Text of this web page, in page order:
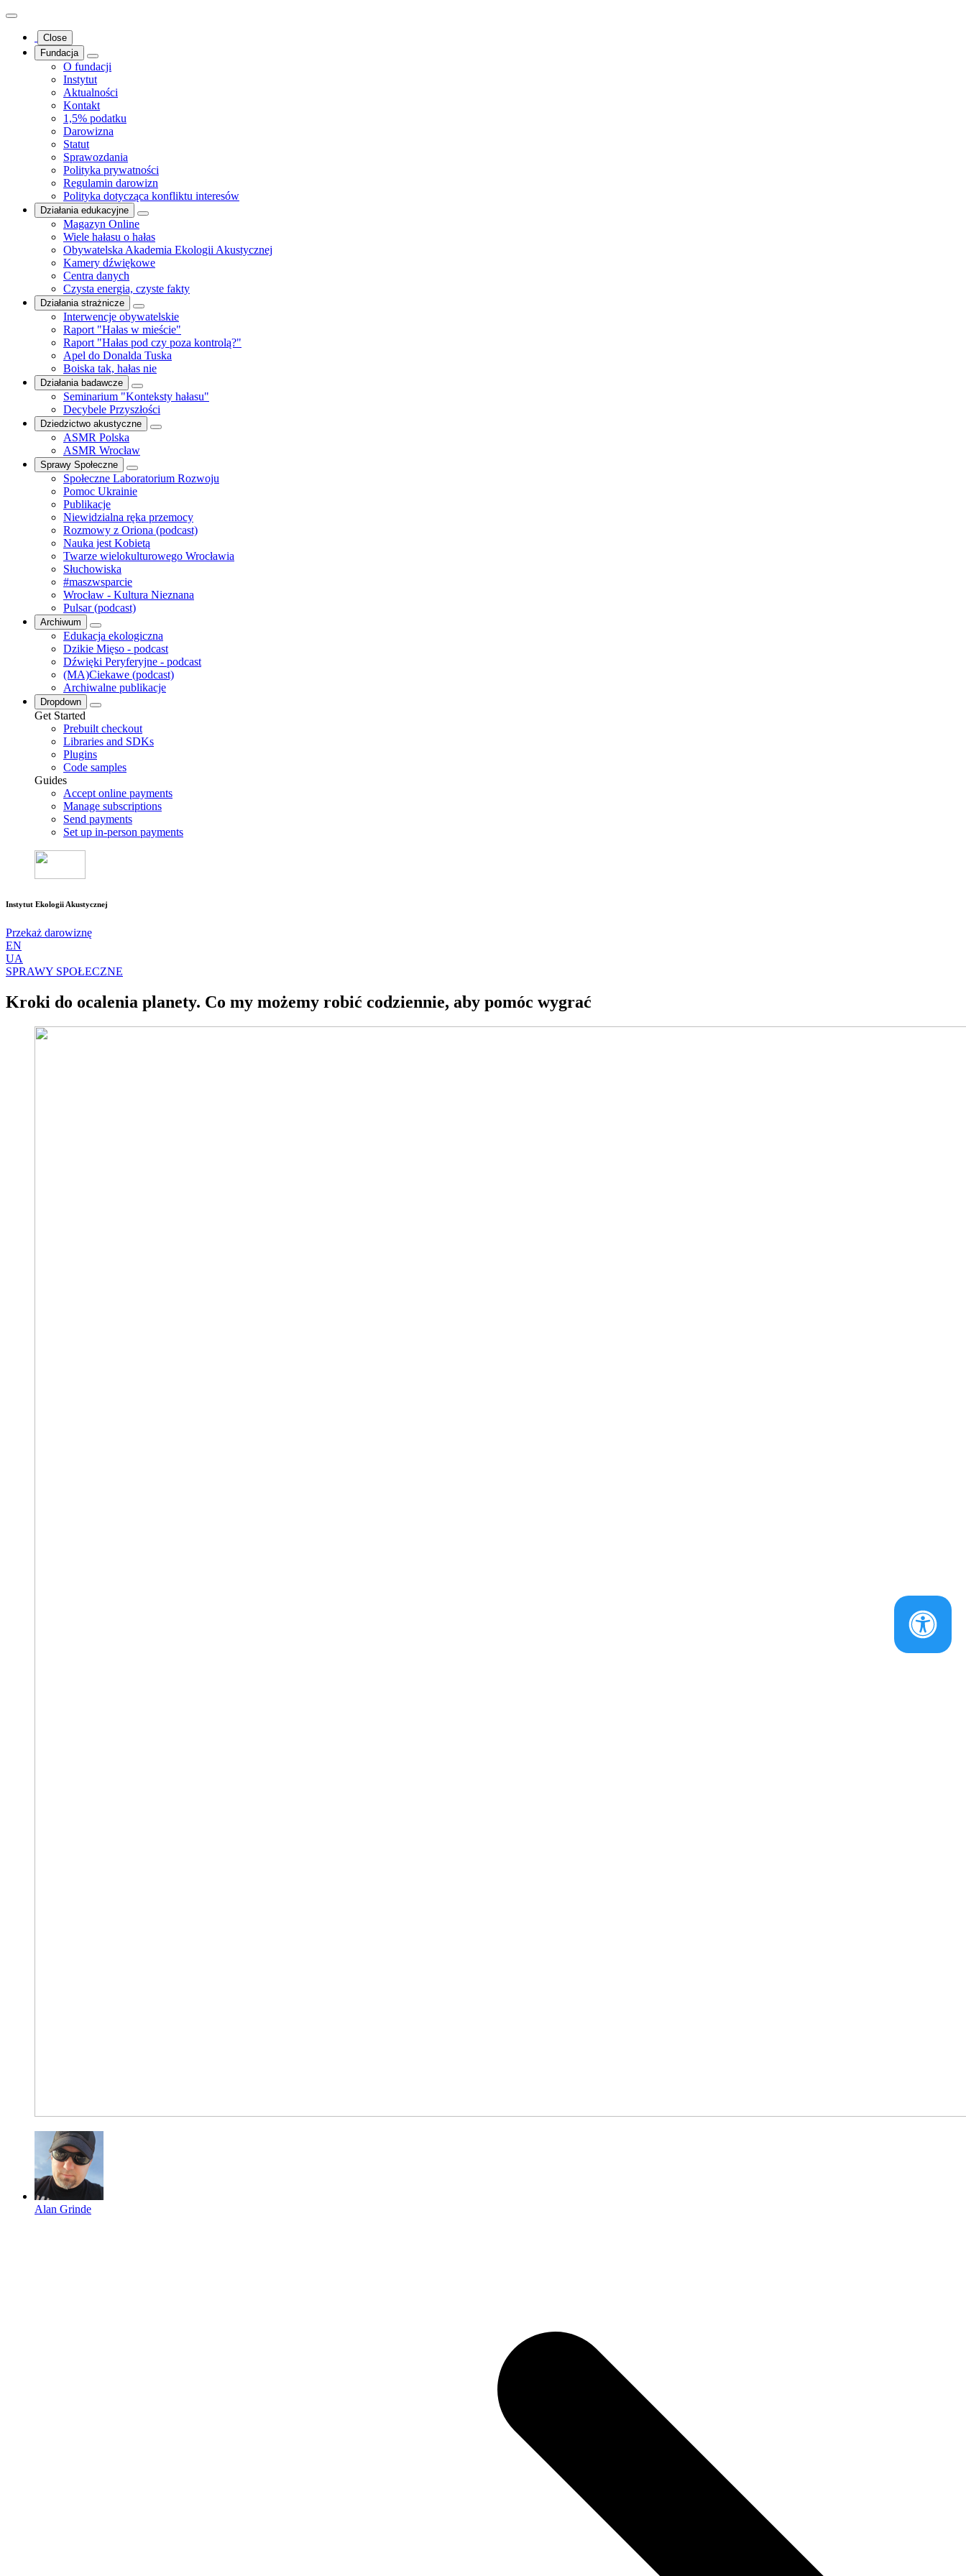
Close
Fundacja
O fundacji
Instytut
Aktualności
Kontakt
1,5% podatku
Darowizna
Statut
Sprawozdania
Polityka prywatności
Regulamin darowizn
Polityka dotycząca konfliktu interesów
Działania edukacyjne
Magazyn Online
Wiele hałasu o hałas
Obywatelska Akademia Ekologii Akustycznej
Kamery dźwiękowe
Centra danych
Czysta energia, czyste fakty
Działania strażnicze
Interwencje obywatelskie
Raport "Hałas w mieście"
Raport "Hałas pod czy poza kontrolą?"
Apel do Donalda Tuska
Boiska tak, hałas nie
Działania badawcze
Seminarium "Konteksty hałasu"
Decybele Przyszłości
Dziedzictwo akustyczne
ASMR Polska
ASMR Wrocław
Sprawy Społeczne
Społeczne Laboratorium Rozwoju
Pomoc Ukrainie
Publikacje
Niewidzialna ręka przemocy
Rozmowy z Oriona (podcast)
Nauka jest Kobietą
Twarze wielokulturowego Wrocławia
Słuchowiska
#maszwsparcie
Wrocław - Kultura Nieznana
Pulsar (podcast)
Archiwum
Edukacja ekologiczna
Dzikie Mięso - podcast
Dźwięki Peryferyjne - podcast
(MA)Ciekawe (podcast)
Archiwalne publikacje
Dropdown
Get Started
Prebuilt checkout
Libraries and SDKs
Plugins
Code samples
Guides
Accept online payments
Manage subscriptions
Send payments
Set up in-person payments
Instytut Ekologii Akustycznej
Przekaż darowiznę
EN
UA
SPRAWY SPOŁECZNE
Kroki do ocalenia planety. Co my możemy robić codziennie, aby pomóc wygrać
Alan Grinde